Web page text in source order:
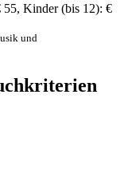
55, Kinder (bis 12): €
und